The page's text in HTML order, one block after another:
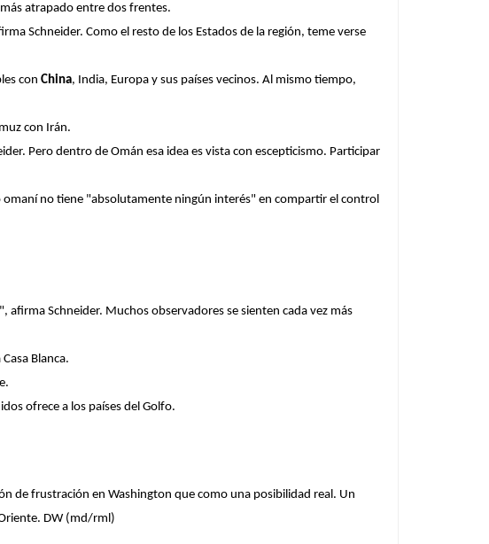
atrapado entre dos frentes.
Schneider. Como el resto de los Estados de la región, teme verse
con China, India, Europa y sus países vecinos. Al mismo tiempo,
con Irán.
Pero dentro de Omán esa idea es vista con escepticismo. Participar
omaní no tiene "absolutamente ningún interés" en compartir el control
Schneider. Muchos observadores se sienten cada vez más
Blanca.
ofrece a los países del Golfo.
de frustración en Washington que como una posibilidad real. Un
DW (md/rml)